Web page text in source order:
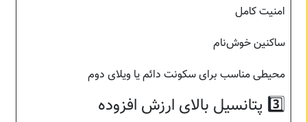
امنیت کامل
ساکنین خوش‌نام
محیطی مناسب برای سکونت دائم یا ویلای دوم
3️⃣ پتانسیل بالای ارزش افزوده